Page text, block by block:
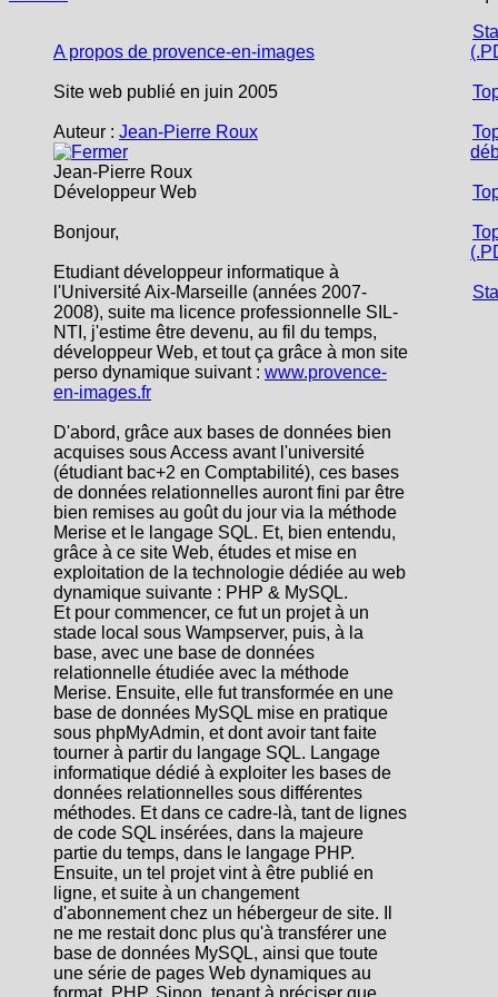
A propos de provence-en-images
Site web publié en juin 2005
Auteur : Jean-Pierre Roux
Jean-Pierre Roux
Développeur Web
Bonjour,
Etudiant développeur informatique à
l'Université Aix-Marseille (années 2007-
2008), suite ma licence professionnelle SIL-
NTI, j'estime être devenu, au fil du temps,
développeur Web, et tout ça grâce à mon site
perso dynamique suivant : www.provence-
en-images.fr
D'abord, grâce aux bases de données bien
acquises sous Access avant l'université
(étudiant bac+2 en Comptabilité), ces bases
de données relationnelles auront fini par être
bien remises au goût du jour via la méthode
Merise et le langage SQL. Et, bien entendu,
grâce à ce site Web, études et mise en
exploitation de la technologie dédiée au web
dynamique suivante : PHP & MySQL.
Et pour commencer, ce fut un projet à un
stade local sous Wampserver, puis, à la
base, avec une base de données
relationnelle étudiée avec la méthode
Merise. Ensuite, elle fut transformée en une
base de données MySQL mise en pratique
sous phpMyAdmin, et dont avoir tant faite
tourner à partir du langage SQL. Langage
informatique dédié à exploiter les bases de
données relationnelles sous différentes
méthodes. Et dans ce cadre-là, tant de lignes
de code SQL insérées, dans la majeure
partie du temps, dans le langage PHP.
Ensuite, un tel projet vint à être publié en
ligne, et suite à un changement
d'abonnement chez un hébergeur de site. Il
ne me restait donc plus qu'à transférer une
base de données MySQL, ainsi que toute
une série de pages Web dynamiques au
format .PHP. Sinon, tenant à préciser que